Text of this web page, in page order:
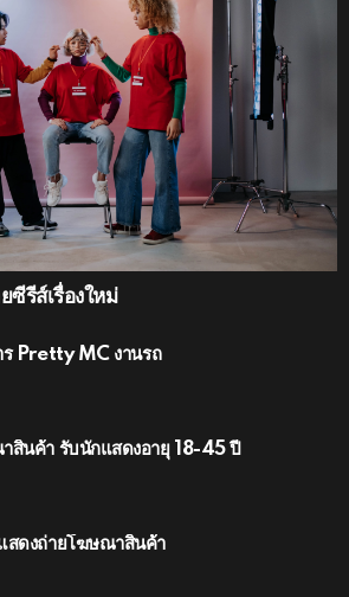
รีส์เรื่องใหม่
ร Pretty MC งานรถ
สินค้า รับนักแสดงอายุ 18-45 ปี
สดงถ่ายโฆษณาสินค้า